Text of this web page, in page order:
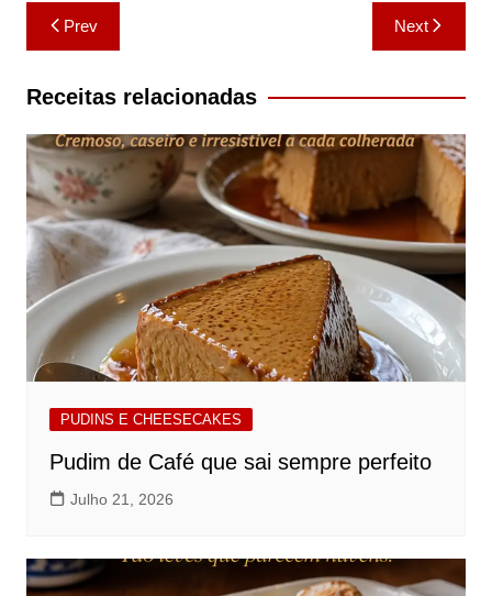
Navegação
de
artigos
Prev Next
Receitas relacionadas
PUDINS E CHEESECAKES
Pudim de Café que sai sempre perfeito
Julho 21, 2026